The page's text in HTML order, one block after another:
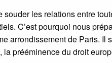
les relations entre
C’est pourquoi nous
arrondissement de Paris.
prééminence du droit